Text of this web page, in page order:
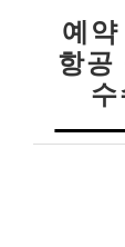
예
항공